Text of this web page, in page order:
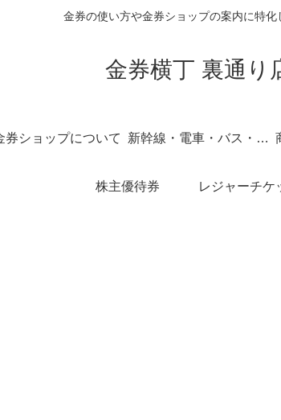
金券の使い方や金券ショップの案内に特化
金券横丁 裏通り
券ショップについて 新幹線・電車・バス・飛行機
株主優待券